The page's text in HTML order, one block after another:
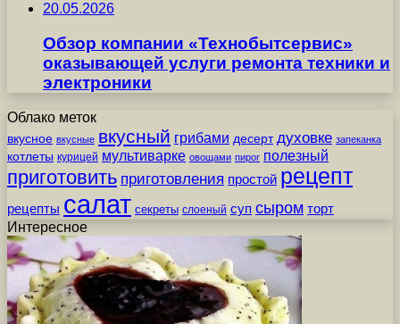
20.05.2026
Обзор компании «Технобытсервис»
оказывающей услуги ремонта техники и
электроники
Облако меток
вкусное вкусные вкусный грибами десерт духовке запеканка
котлеты курицей мультиварке овощами пирог полезный
приготовить приготовления простой рецепт
рецепты салат секреты слоеный суп сыром торт
Интересное